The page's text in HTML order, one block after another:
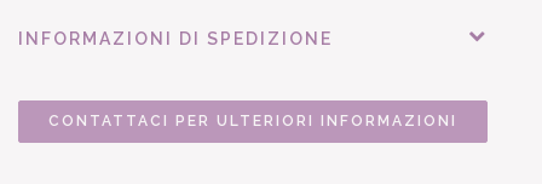
INFORMAZIONI DI SPEDIZIONE
CONTATTACI PER ULTERIORI INFORMAZIONI